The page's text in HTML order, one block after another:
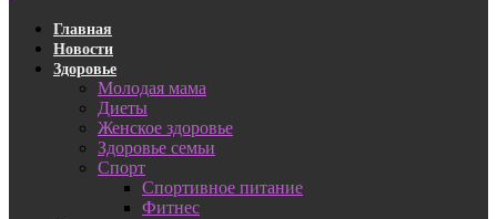
Главная
Новости
Здоровье
Молодая мама
Диеты
Женское здоровье
Здоровье семьи
Спорт
Спортивное питание
Фитнес